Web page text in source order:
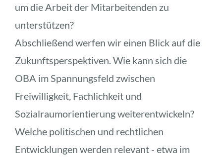
um die Arbeit der Mitarbeitenden zu
unterstützen?
Abschließend werfen wir einen Blick auf die
Zukunftsperspektiven. Wie kann sich die
OBA im Spannungsfeld zwischen
Freiwilligkeit, Fachlichkeit und
Sozialraumorientierung weiterentwickeln?
Welche politischen und rechtlichen
Entwicklungen werden relevant - etwa im